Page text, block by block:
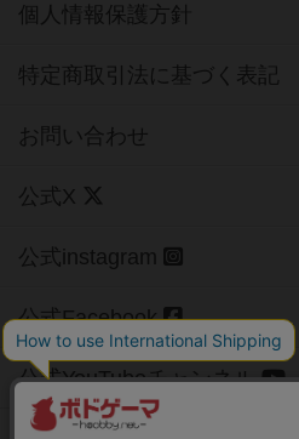
個人情報保護方針
特定商取引法に基づく表記
お問い合わせ
公式X
公式instagram
公式Facebook
公式YouTubeチャンネル